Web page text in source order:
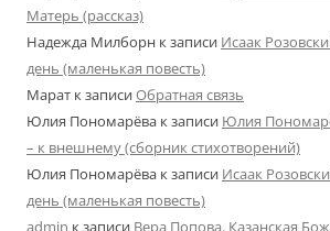
Матерь (рассказ)
Надежда Милборн к записи Исаак
день (маленькая повесть)
Марат к записиОбратная связь
Юлия Пономарёва к записи Юлия
– к внешнему (сборник стихотворений)
Юлия Пономарёва к записи Исаак
день (маленькая повесть)
admin к записи Вера Попова. Казанская